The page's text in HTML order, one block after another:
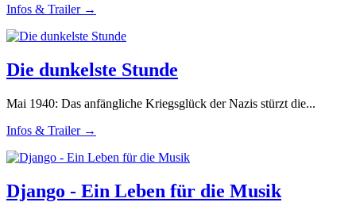
Infos & Trailer →
Die dunkelste Stunde
Mai 1940: Das anfängliche Kriegsglück der Nazis stürzt die...
Infos & Trailer →
Django - Ein Leben für die Musik